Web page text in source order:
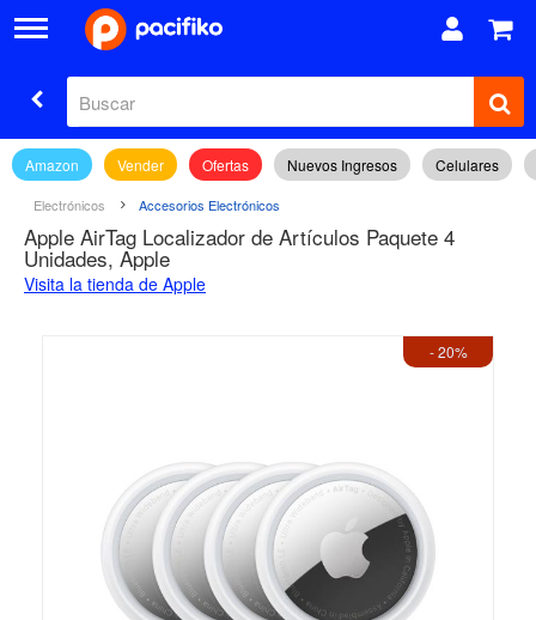
Amazon Vender Ofertas Nuevos Ingresos Celulares
Electrónicos Accesorios Electrónicos
Apple AirTag Localizador de Artículos Paquete 4
Unidades, Apple
Visita la tienda de Apple
- 20%